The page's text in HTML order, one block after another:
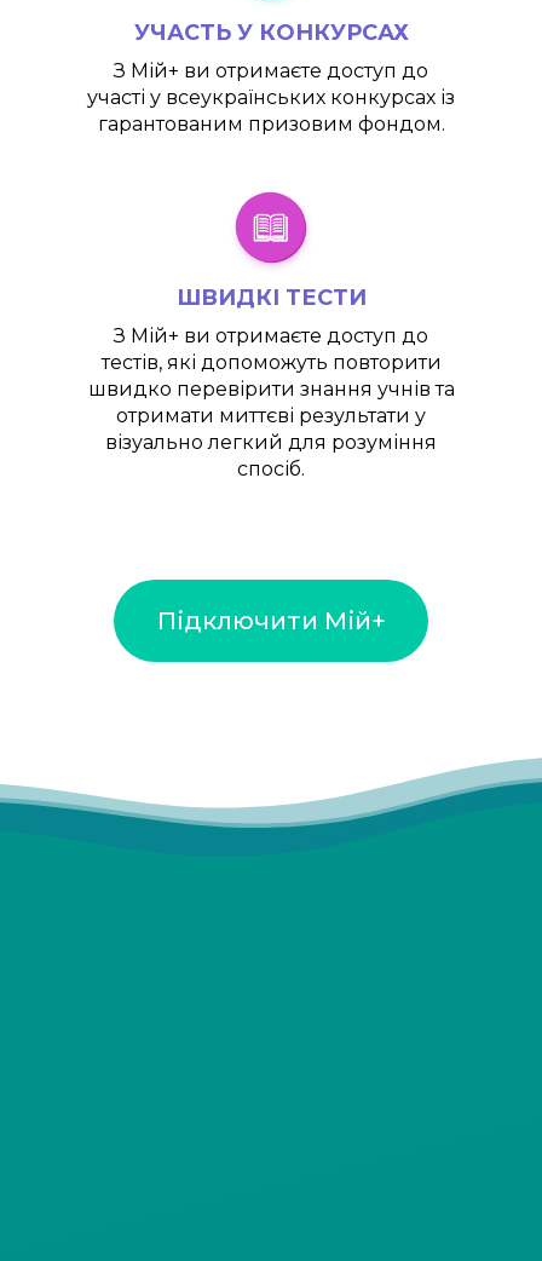
УЧАСТЬ У КОНКУРСАХ
З Мій+ ви отримаєте доступ до
участі у всеукраїнських конкурсах із
гарантованим призовим фондом.
ШВИДКІ ТЕСТИ
З Мій+ ви отримаєте доступ до
тестів, які допоможуть повторити
швидко перевірити знання учнів та
отримати миттєві результати у
візуально легкий для розуміння
спосіб.
Підключити Мій+